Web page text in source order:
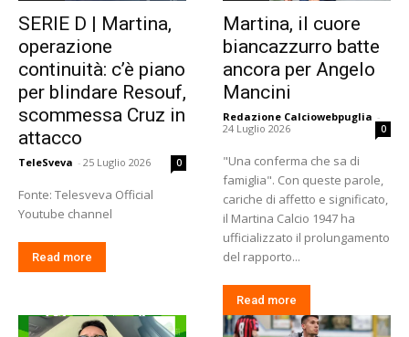
SERIE D | Martina,
operazione
continuità: c’è piano
per blindare Resouf,
scommessa Cruz in
attacco
TeleSveva - 25 Luglio 2026 0
Fonte: Telesveva Official
Youtube channel
Read more
Martina, il cuore
biancazzurro batte
ancora per Angelo
Mancini
Redazione Calciowebpuglia -
24 Luglio 2026
0
"Una conferma che sa di
famiglia". Con queste parole,
cariche di affetto e significato,
il Martina Calcio 1947 ha
ufficializzato il prolungamento
del rapporto...
Read more